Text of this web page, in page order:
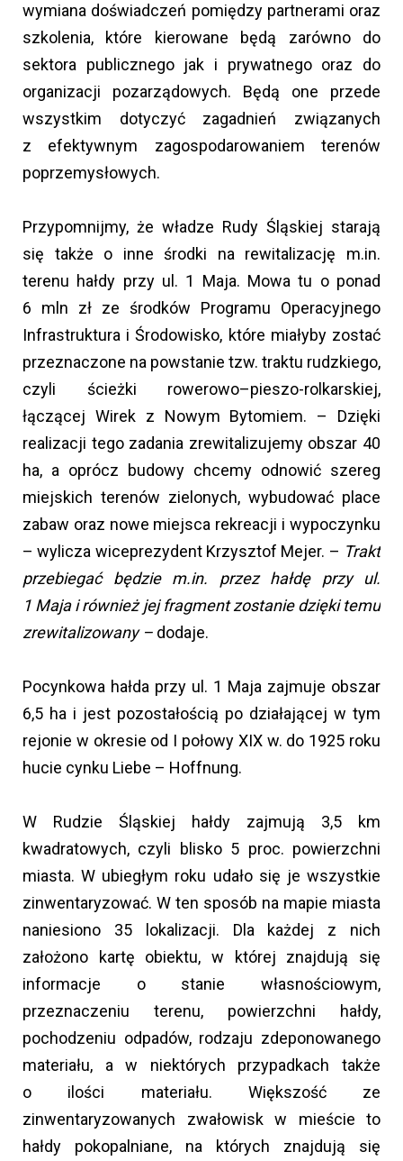
wymiana doświadczeń pomiędzy partnerami oraz
szkolenia, które kierowane będą zarówno do
sektora publicznego jak i prywatnego oraz do
organizacji pozarządowych. Będą one przede
wszystkim dotyczyć zagadnień związanych
z efektywnym zagospodarowaniem terenów
poprzemysłowych.
Przypomnijmy, że władze Rudy Śląskiej starają
się także o inne środki na rewitalizację m.in.
terenu hałdy przy ul. 1 Maja. Mowa tu o ponad
6 mln zł ze środków Programu Operacyjnego
Infrastruktura i Środowisko, które miałyby zostać
przeznaczone na powstanie tzw. traktu rudzkiego,
czyli ścieżki rowerowo–pieszo-rolkarskiej,
łączącej Wirek z Nowym Bytomiem. – Dzięki
realizacji tego zadania zrewitalizujemy obszar 40
ha, a oprócz budowy chcemy odnowić szereg
miejskich terenów zielonych, wybudować place
zabaw oraz nowe miejsca rekreacji i wypoczynku
– wylicza wiceprezydent Krzysztof Mejer. – Trakt
przebiegać będzie m.in. przez hałdę przy ul.
1 Maja i również jej fragment zostanie dzięki temu
zrewitalizowany – dodaje.
Pocynkowa hałda przy ul. 1 Maja zajmuje obszar
6,5 ha i jest pozostałością po działającej w tym
rejonie w okresie od I połowy XIX w. do 1925 roku
hucie cynku Liebe – Hoffnung.
W Rudzie Śląskiej hałdy zajmują 3,5 km
kwadratowych, czyli blisko 5 proc. powierzchni
miasta. W ubiegłym roku udało się je wszystkie
zinwentaryzować. W ten sposób na mapie miasta
naniesiono 35 lokalizacji. Dla każdej z nich
założono kartę obiektu, w której znajdują się
informacje o stanie własnościowym,
przeznaczeniu terenu, powierzchni hałdy,
pochodzeniu odpadów, rodzaju zdeponowanego
materiału, a w niektórych przypadkach także
o ilości materiału. Większość ze
zinwentaryzowanych zwałowisk w mieście to
hałdy pokopalniane, na których znajdują się